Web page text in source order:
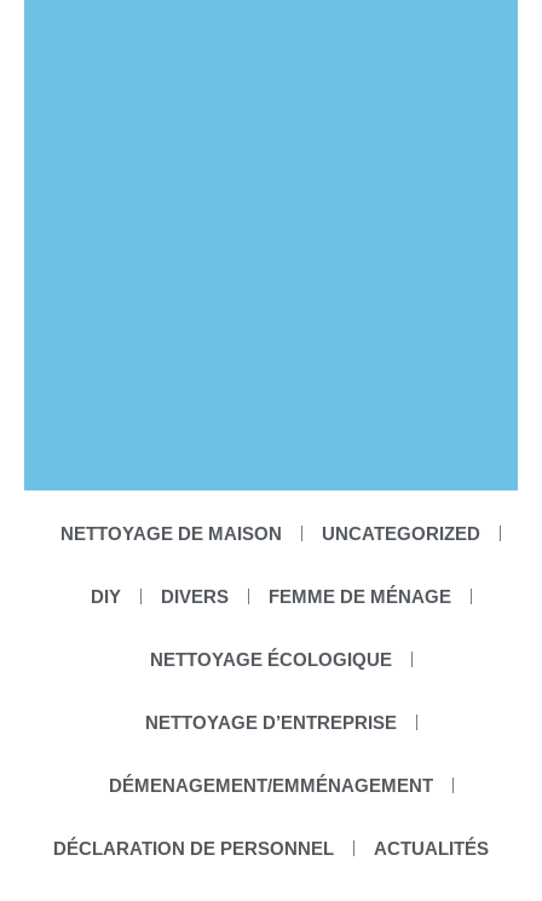
NETTOYAGE DE MAISON UNCATEGORIZED
DIY DIVERS FEMME DE MÉNAGE
NETTOYAGE ÉCOLOGIQUE
NETTOYAGE D’ENTREPRISE
DÉMENAGEMENT/EMMÉNAGEMENT
DÉCLARATION DE PERSONNEL ACTUALITÉS